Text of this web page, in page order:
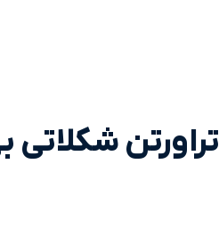
تراورتن